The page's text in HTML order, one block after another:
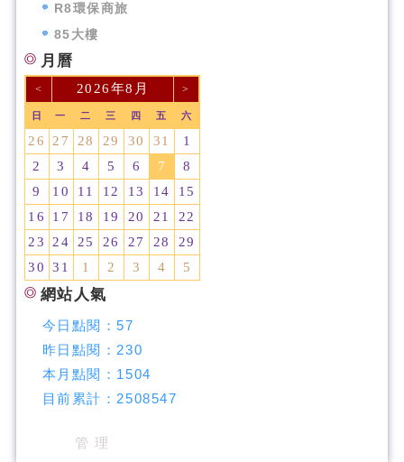
R8環保商旅
85大樓
月曆
< 2026年8月 >
日 一 二 三 四 五 六
26 27 28 29 30 31
1
2
3 4 5 6 7
8
9
10 11 12 13 14
15
16
17 18 19 20 21
22
23
24 25 26 27 28
29
30
31 1 2 3 4 5
網站人氣
今日點閱：57
昨日點閱： 230
本月點閱： 1504
目前累計： 2508547
管 理